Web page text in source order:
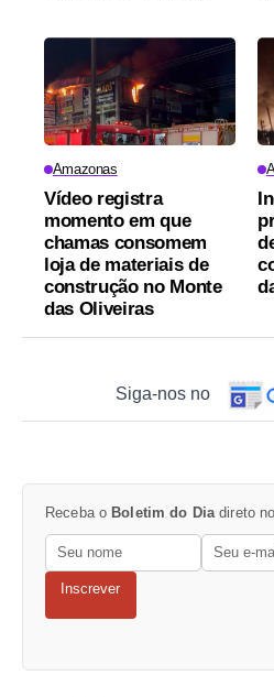
Amazonas
Vídeo registra
momento em que
chamas consomem
loja de materiais de
construção no Monte
das Oliveiras
Siga-nos no
Receba o Boletim do Diadireto
Inscrever